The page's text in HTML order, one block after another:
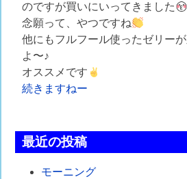
のですが買いにいってきました
念願って、やつですね
他にもフルフール使ったゼリー
よ〜♪
オススメです
投
ナ
ビ
続きますねー
最近の投稿
モーニング